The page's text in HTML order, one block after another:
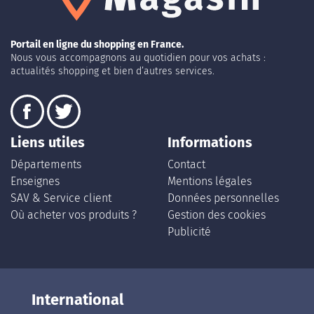
Portail en ligne du shopping en France.
Nous vous accompagnons au quotidien pour vos achats :
actualités shopping et bien d’autres services.
Liens utiles
Départements
Enseignes
SAV & Service client
Où acheter vos produits ?
Informations
Contact
Mentions légales
Données personnelles
Gestion des cookies
Publicité
International